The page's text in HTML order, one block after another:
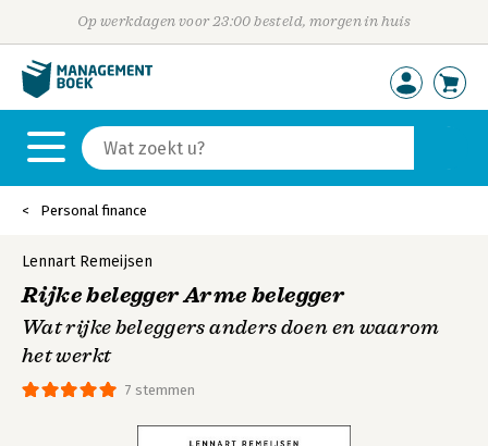
Op werkdagen voor 23:00 besteld, morgen in huis
Personal finance
7 stemmen
Lennart Remeijsen
Rijke belegger Arme belegger
Wat rijke beleggers anders doen en waarom
het werkt